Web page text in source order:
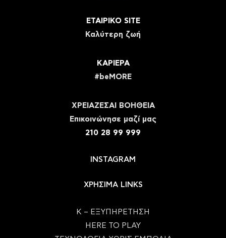
ΕΤΑΙΡΙΚΟ SITE
Καλύτερη ζωή
ΚΑΡΙΕΡΑ
#beMORE
ΧΡΕΙΑΖΕΣΑΙ ΒΟΗΘΕΙΑ
Eπικοινώνησε μαζί μας
210 28 99 999
INSTAGRAM
ΧΡΗΣΙΜΑ LINKS
Κ – ΕΞΥΠΗΡΕΤΗΣΗ
HERE TO PLAY